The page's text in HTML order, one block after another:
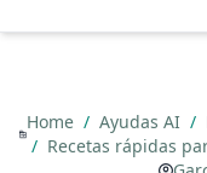
Home / Ayudas AI /
/ Recetas rápidas